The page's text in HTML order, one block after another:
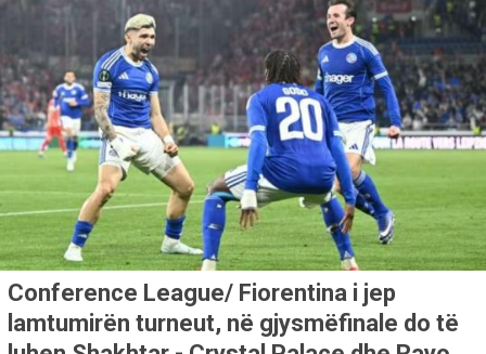
Conference League/ Fiorentina i jep
lamtumirën turneut, në gjysmëfinale do të